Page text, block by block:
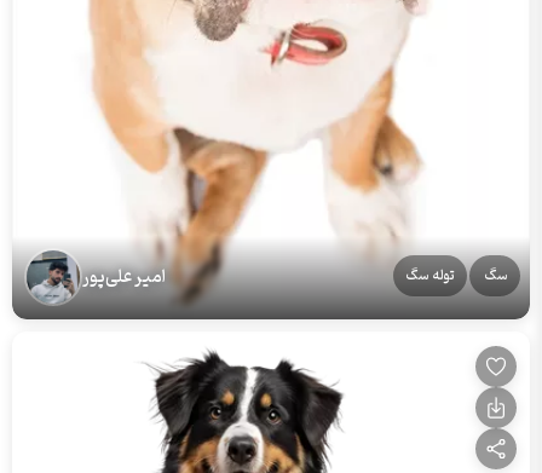
سگ توله سگ امیر علی‌پور